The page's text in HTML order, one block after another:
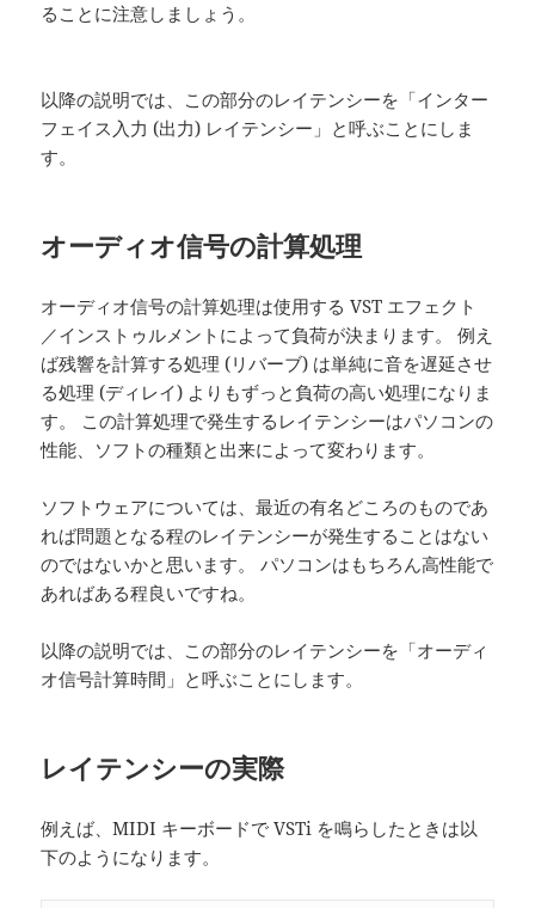
ることに注意しましょう。
以降の説明では、この部分のレイテンシーを「インター
フェイス入力 (出力) レイテンシー」と呼ぶことにしま
す。
オーディオ信号の計算処理
オーディオ信号の計算処理は使用する VST エフェクト
／インストゥルメントによって負荷が決まります。 例え
ば残響を計算する処理 (リバーブ) は単純に音を遅延させ
る処理 (ディレイ) よりもずっと負荷の高い処理になりま
す。 この計算処理で発生するレイテンシーはパソコンの
性能、ソフトの種類と出来によって変わります。
ソフトウェアについては、最近の有名どころのものであ
れば問題となる程のレイテンシーが発生することはない
のではないかと思います。 パソコンはもちろん高性能で
あればある程良いですね。
以降の説明では、この部分のレイテンシーを「オーディ
オ信号計算時間」と呼ぶことにします。
レイテンシーの実際
例えば、MIDI キーボードで VSTi を鳴らしたときは以
下のようになります。